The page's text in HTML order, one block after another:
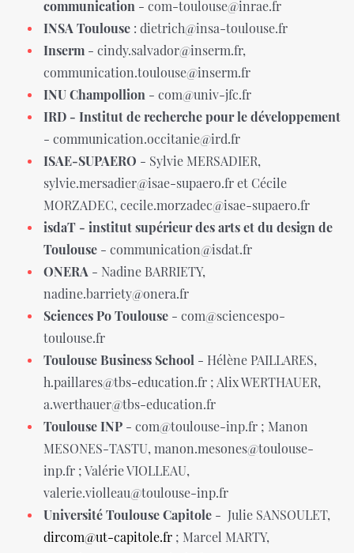
communication - com-toulouse@inrae.fr
INSA Toulouse : dietrich@insa-toulouse.fr
Inserm - cindy.salvador@inserm.fr,
communication.toulouse@inserm.fr
INU Champollion - com@univ-jfc.fr
IRD - Institut de recherche pour le développement
- communication.occitanie@ird.fr
ISAE-SUPAERO - Sylvie MERSADIER,
sylvie.mersadier@isae-supaero.fr et Cécile
MORZADEC, cecile.morzadec@isae-supaero.fr
isdaT - institut supérieur des arts et du design de
Toulouse - communication@isdat.fr
ONERA - Nadine BARRIETY,
nadine.barriety@onera.fr
Sciences Po Toulouse - com@sciencespo-
toulouse.fr
Toulouse Business School - Hélène PAILLARES,
h.paillares@tbs-education.fr ; Alix WERTHAUER,
a.werthauer@tbs-education.fr
Toulouse INP - com@toulouse-inp.fr ; Manon
MESONES-TASTU, manon.mesones@toulouse-
inp.fr ; Valérie VIOLLEAU,
valerie.violleau@toulouse-inp.fr
Université Toulouse Capitole - Julie SANSOULET,
dircom@ut-capitole.fr ; Marcel MARTY,